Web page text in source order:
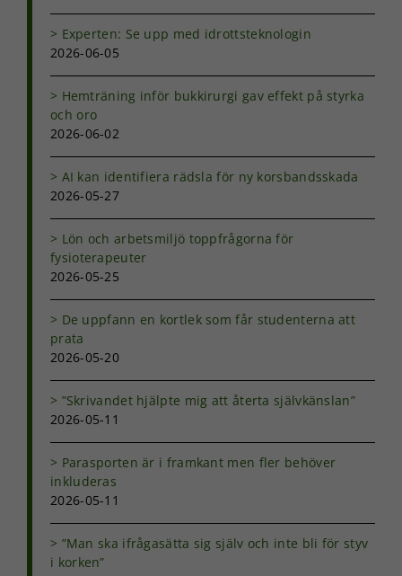
Experten: Se upp med idrottsteknologin
2026-06-05
Hemträning inför bukkirurgi gav effekt på styrka
och oro
2026-06-02
AI kan identifiera rädsla för ny korsbandsskada
2026-05-27
Lön och arbetsmiljö toppfrågorna för
fysioterapeuter
2026-05-25
De uppfann en kortlek som får studenterna att
prata
2026-05-20
”Skrivandet hjälpte mig att återta självkänslan”
2026-05-11
Parasporten är i framkant men fler behöver
inkluderas
2026-05-11
”Man ska ifrågasätta sig själv och inte bli för styv
i korken”
Nödvändiga
går inte att
välja bort. De
behövs för
taget ska
fungera.
Statistik
För att vi ska
hemsidans
funktionalitet
hemsidan